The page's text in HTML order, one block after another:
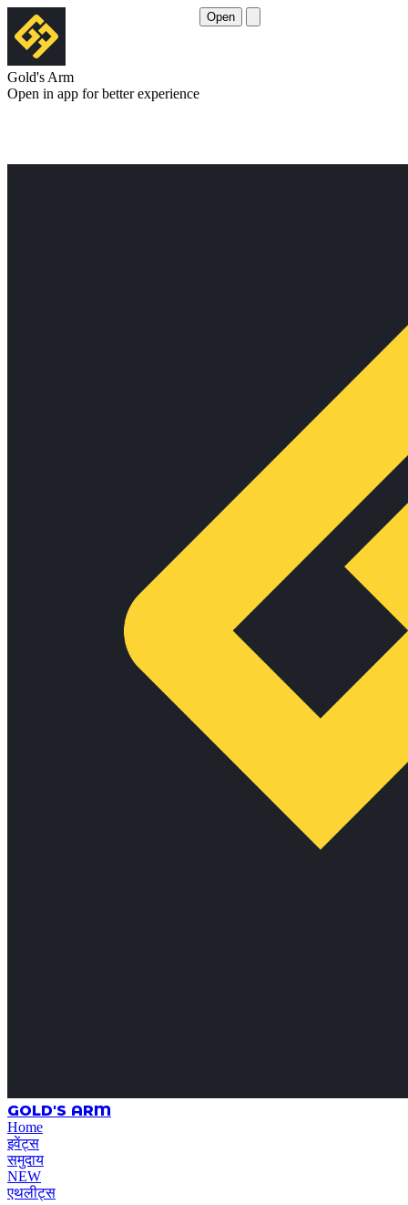
Gold's Arm
Open in app for better experience
Open
GOLD'S ARM
Home
इवेंट्स
समुदाय
NEW
एथलीट्स